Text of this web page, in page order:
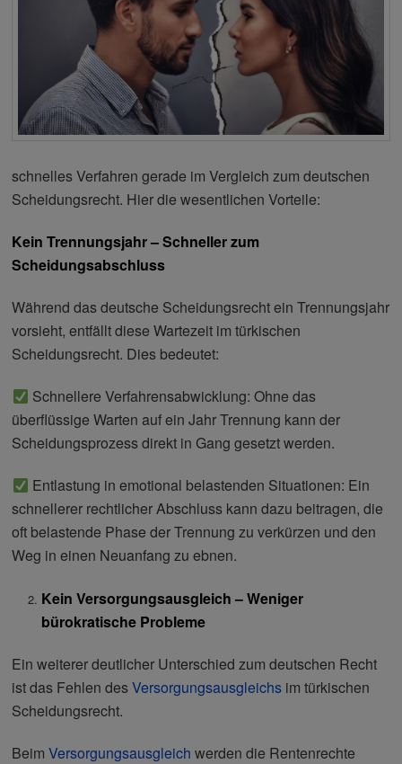
schnelles Verfahren gerade im Vergleich zum deutschen
Scheidungsrecht. Hier die wesentlichen Vorteile:
Kein Trennungsjahr – Schneller zum
Scheidungsabschluss
Während das deutsche Scheidungsrecht ein Trennungsjahr
vorsieht, entfällt diese Wartezeit im türkischen
Scheidungsrecht. Dies bedeutet:
Schnellere Verfahrensabwicklung: Ohne das
überflüssige Warten auf ein Jahr Trennung kann der
Scheidungsprozess direkt in Gang gesetzt werden.
Entlastung in emotional belastenden Situationen: Ein
schnellerer rechtlicher Abschluss kann dazu beitragen, die
oft belastende Phase der Trennung zu verkürzen und den
Weg in einen Neuanfang zu ebnen.
Kein Versorgungsausgleich – Weniger
bürokratische Probleme
Ein weiterer deutlicher Unterschied zum deutschen Recht
ist das Fehlen desVersorgungsausgleichs im türkischen
Scheidungsrecht.
BeimVersorgungsausgleich werden die Rentenrechte